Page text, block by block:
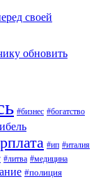
своей
обновить
#бизнес #богатство
#ип #италия
#литва #медицина
#полиция